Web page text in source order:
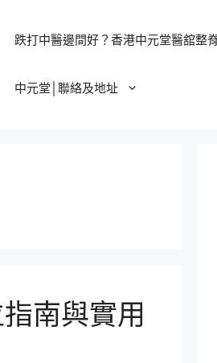
跌打中醫邊間好？香港中元堂醫舘整
中元堂│聯絡及地址
南與實用